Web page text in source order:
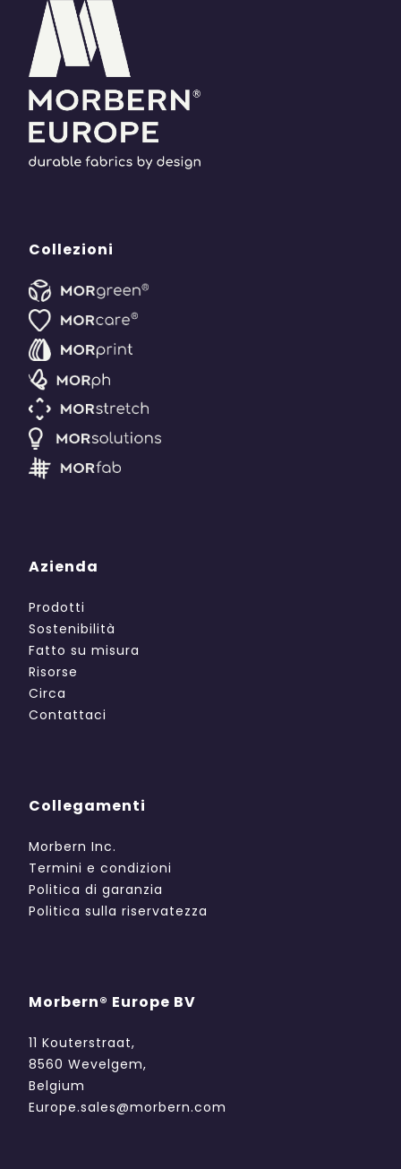
Collezioni
Azienda
Prodotti
Sostenibilità
Fatto su misura
Risorse
Circa
Contattaci
Collegamenti
Morbern Inc.
Termini e condizioni
Politica di garanzia
Politica sulla riservatezza
Morbern® Europe BV
11 Kouterstraat,
8560 Wevelgem,
Belgium
Europe.sales@morbern.com